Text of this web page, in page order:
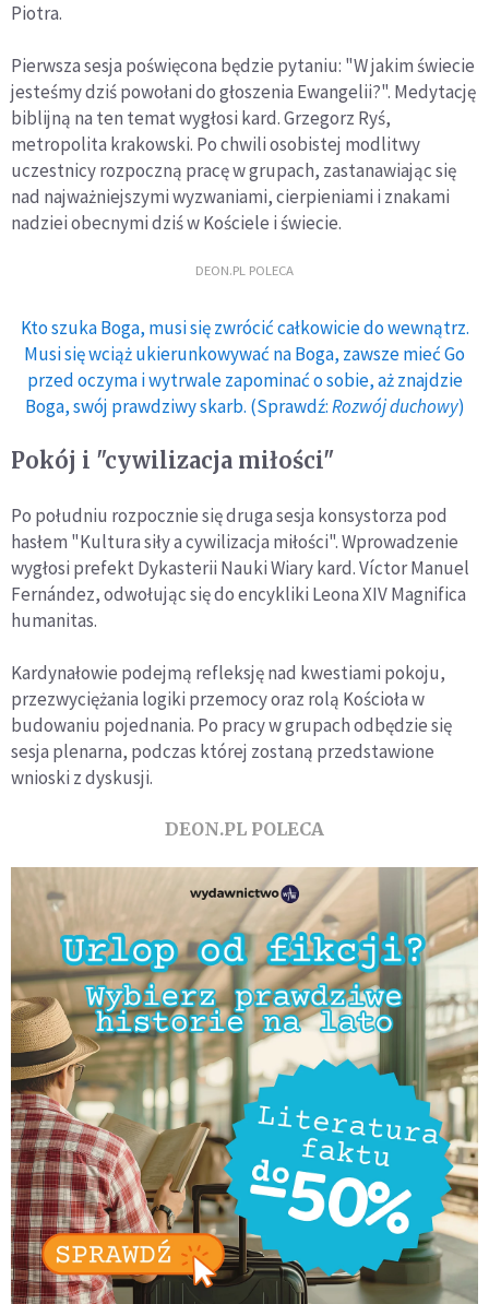
Piotra.
Pierwsza sesja poświęcona będzie pytaniu: "W jakim świecie
jesteśmy dziś powołani do głoszenia Ewangelii?". Medytację
biblijną na ten temat wygłosi kard. Grzegorz Ryś,
metropolita krakowski. Po chwili osobistej modlitwy
uczestnicy rozpoczną pracę w grupach, zastanawiając się
nad najważniejszymi wyzwaniami, cierpieniami i znakami
nadziei obecnymi dziś w Kościele i świecie.
DEON.PL POLECA
Kto szuka Boga, musi się zwrócić całkowicie do wewnątrz.
Musi się wciąż ukierunkowywać na Boga, zawsze mieć Go
przed oczyma i wytrwale zapominać o sobie, aż znajdzie
Boga, swój prawdziwy skarb. (Sprawdź:Rozwój duchowy)
Pokój i "cywilizacja miłości"
Po południu rozpocznie się druga sesja konsystorza pod
hasłem "Kultura siły a cywilizacja miłości". Wprowadzenie
wygłosi prefekt Dykasterii Nauki Wiary kard. Víctor Manuel
Fernández, odwołując się do encykliki Leona XIV Magnifica
humanitas.
Kardynałowie podejmą refleksję nad kwestiami pokoju,
przezwyciężania logiki przemocy oraz rolą Kościoła w
budowaniu pojednania. Po pracy w grupach odbędzie się
sesja plenarna, podczas której zostaną przedstawione
wnioski z dyskusji.
DEON.PL POLECA